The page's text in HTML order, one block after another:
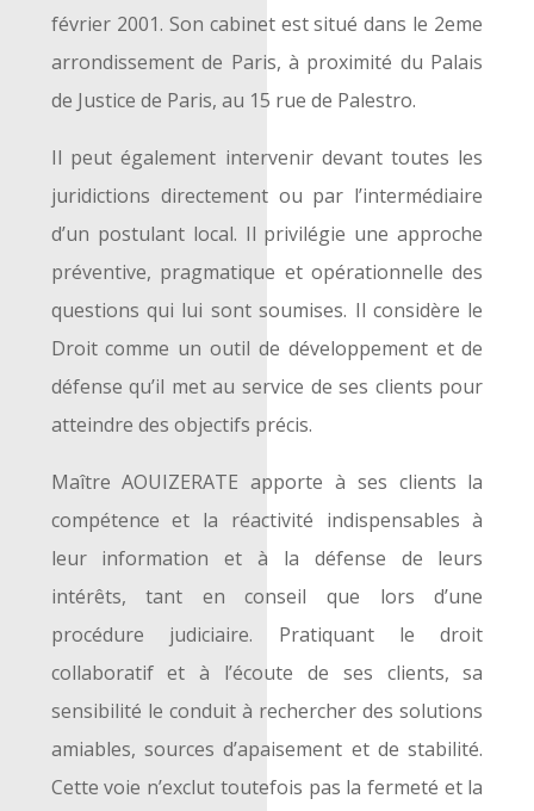
février 2001. Son cabinet est situé dans le 2eme
arrondissement de Paris, à proximité du Palais
de Justice de Paris, au 15 rue de Palestro.
Il peut également intervenir devant toutes les
juridictions directement ou par l’intermédiaire
d’un postulant local. Il privilégie une approche
préventive, pragmatique et opérationnelle des
questions qui lui sont soumises. Il considère le
Droit comme un outil de développement et de
défense qu’il met au service de ses clients pour
atteindre des objectifs précis.
Maître AOUIZERATE apporte à ses clients la
compétence et la réactivité indispensables à
leur information et à la défense de leurs
intérêts, tant en conseil que lors d’une
procédure judiciaire. Pratiquant le droit
collaboratif et à l’écoute de ses clients, sa
sensibilité le conduit à rechercher des solutions
amiables, sources d’apaisement et de stabilité.
Cette voie n’exclut toutefois pas la fermeté et la